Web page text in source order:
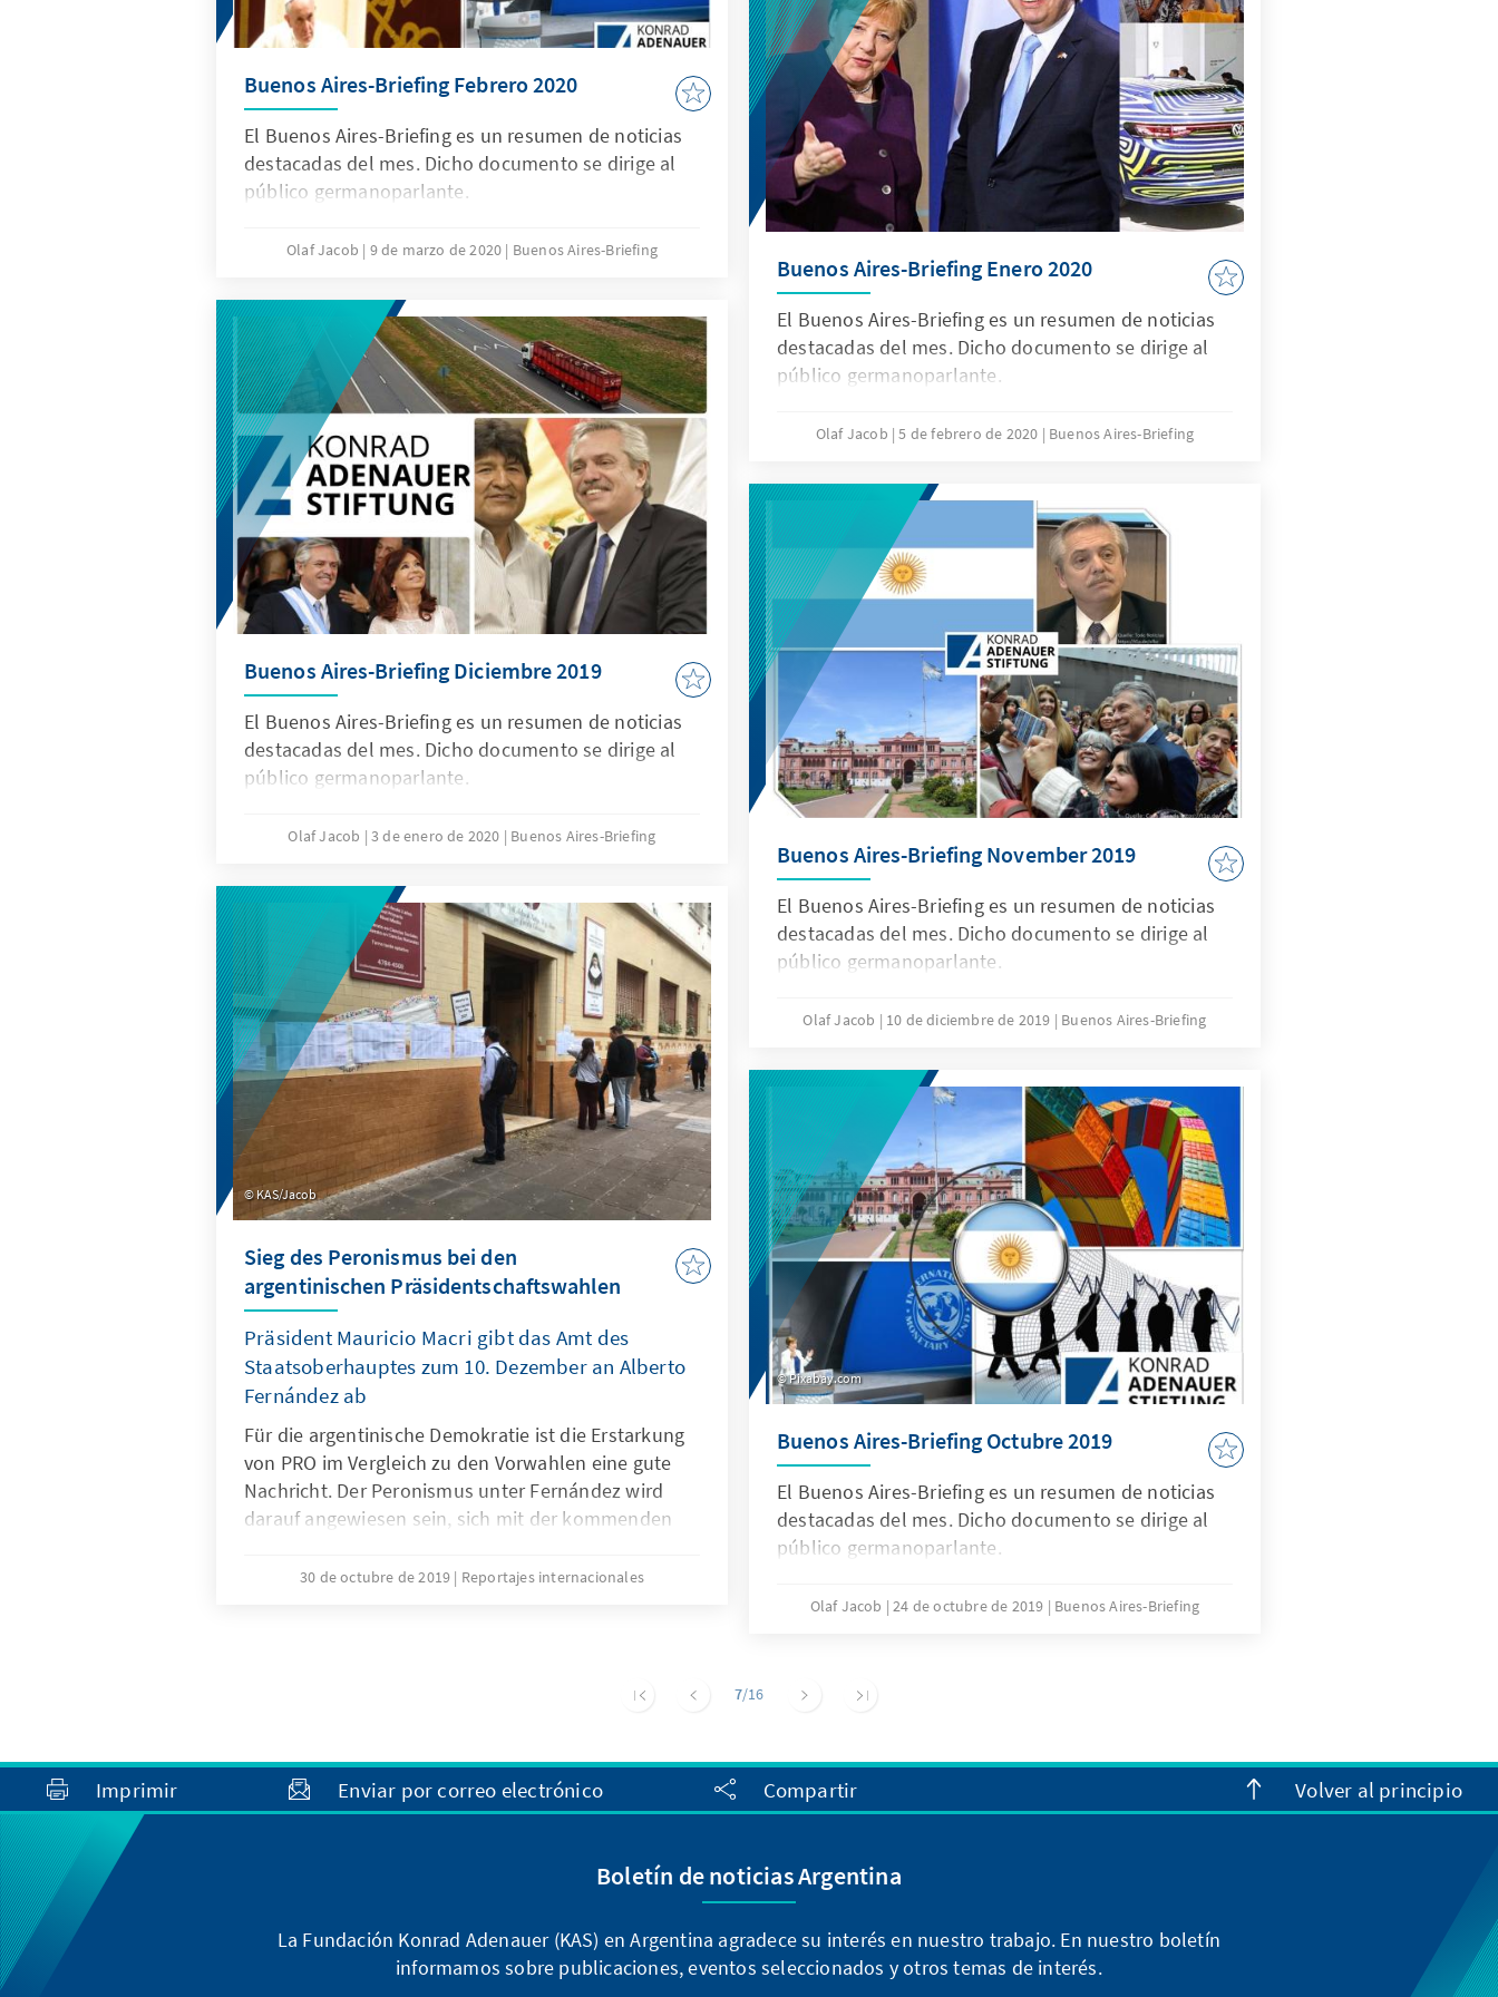
Folgen abzumildern. Im internationalen Vergleich
handelt seine Regierung hierbei frühzeitig.
Buenos Aires-Briefing Febrero 2020
El Buenos Aires-Briefing es un resumen de noticias
destacadas del mes. Dicho documento se dirige al
público germanoparlante.
Olaf Jacob 9 de marzo de 2020 Buenos Aires-Briefing
Buenos Aires-Briefing Enero 2020
El Buenos Aires-Briefing es un resumen de noticias
destacadas del mes. Dicho documento se dirige al
público germanoparlante.
Olaf Jacob 5 de febrero de 2020 Buenos Aires-Briefing
Buenos Aires-Briefing Diciembre 2019
El Buenos Aires-Briefing es un resumen de noticias
destacadas del mes. Dicho documento se dirige al
público germanoparlante.
Olaf Jacob 3 de enero de 2020 Buenos Aires-Briefing
Buenos Aires-Briefing November 2019
El Buenos Aires-Briefing es un resumen de noticias
destacadas del mes. Dicho documento se dirige al
público germanoparlante.
Olaf Jacob 10 de diciembre de 2019 Buenos Aires-Briefing
KAS/Jacob
Sieg des Peronismus bei den
argentinischen Präsidentschaftswahlen
Präsident Mauricio Macri gibt das Amt des
Staatsoberhauptes zum 10. Dezember an Alberto
Fernández ab
Für die argentinische Demokratie ist die Erstarkung
von PRO im Vergleich zu den Vorwahlen eine gute
Nachricht. Der Peronismus unter Fernández wird
darauf angewiesen sein, sich mit der kommenden
voraussichtlich dazu führen, dass sich die Regierung
über die politische Ausrichtung des neugewählten
30 de octubre de 2019 Reportajes internacionales
Pixabay.com
Buenos Aires-Briefing Octubre 2019
El Buenos Aires-Briefing es un resumen de noticias
destacadas del mes. Dicho documento se dirige al
público germanoparlante.
Olaf Jacob 24 de octubre de 2019 Buenos Aires-Briefing
7/16
Imprimir Enviar por correo electrónico Compartir Volver al principio
Boletín de noticias Argentina
La Fundación Konrad Adenauer (KAS) en Argentina agradece su interés en nuestro trabajo. En nuestro boletín
informamos sobre publicaciones, eventos seleccionados y otros temas de interés.